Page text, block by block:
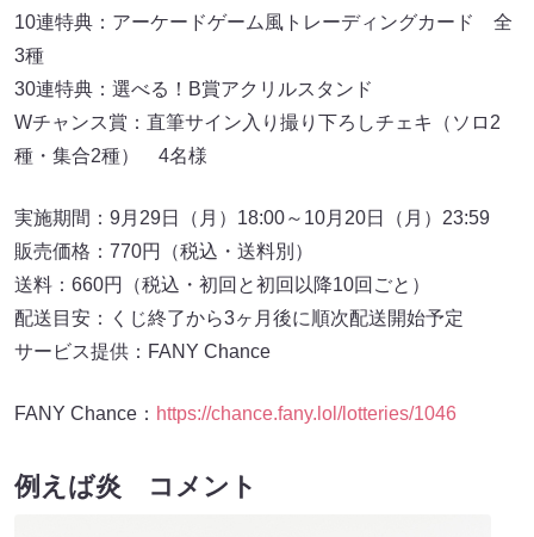
10連特典：アーケードゲーム風トレーディングカード 全
3種
30連特典：選べる！B賞アクリルスタンド
Wチャンス賞：直筆サイン入り撮り下ろしチェキ（ソロ2
種・集合2種） 4名様
実施期間：9月29日（月）18:00～10月20日（月）23:59
販売価格：770円（税込・送料別）
送料：660円（税込・初回と初回以降10回ごと）
配送目安：くじ終了から3ヶ月後に順次配送開始予定
サービス提供：FANY Chance
FANY Chance： https://chance.fany.lol/lotteries/1046
例えば炎 コメント